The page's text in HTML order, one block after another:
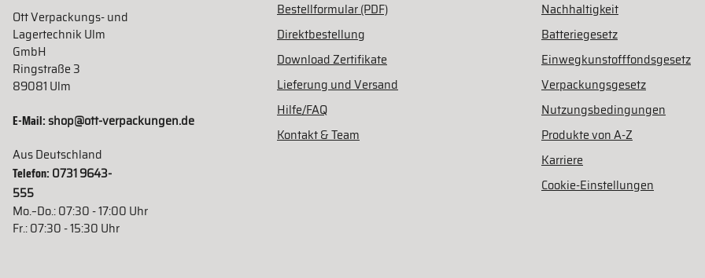
Ott Verpackungs- und
Lagertechnik Ulm
GmbH
Ringstraße 3
89081 Ulm
E-Mail:shop@ott-verpackungen.de
Aus Deutschland
Telefon: 0731 9643-
555
Mo.–Do.: 07:30 - 17:00 Uhr
Fr.: 07:30 - 15:30 Uhr
Bestellformular (PDF)
Direktbestellung
Download Zertifikate
Lieferung und Versand
Hilfe/FAQ
Kontakt & Team
Nachhaltigkeit
Batteriegesetz
Einwegkunstofffondsgesetz
Verpackungsgesetz
Nutzungsbedingungen
Produkte von A-Z
Karriere
Cookie-Einstellungen